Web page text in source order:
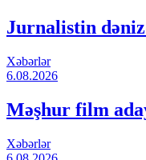
Jurnalistin
Xəbərlər
6.08.2026
Məşhur film
Xəbərlər